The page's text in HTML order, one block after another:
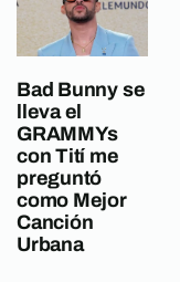
Bad Bunny se
lleva el
GRAMMYs
con Tití me
preguntó
como Mejor
Canción
Urbana